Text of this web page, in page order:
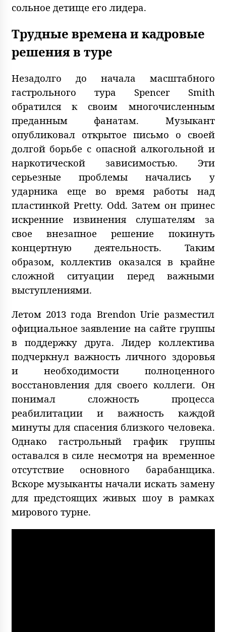
сольное детище его лидера.
Трудные времена и кадровые
решения в туре
Незадолго до начала масштабного
гастрольного тура Spencer Smith
обратился к своим многочисленным
преданным фанатам. Музыкант
опубликовал открытое письмо о своей
долгой борьбе с опасной алкогольной и
наркотической зависимостью. Эти
серьезные проблемы начались у
ударника еще во время работы над
пластинкой Pretty. Odd. Затем он принес
искренние извинения слушателям за
свое внезапное решение покинуть
концертную деятельность. Таким
образом, коллектив оказался в крайне
сложной ситуации перед важными
выступлениями.
Летом 2013 года Brendon Urie разместил
официальное заявление на сайте группы
в поддержку друга. Лидер коллектива
подчеркнул важность личного здоровья
и необходимости полноценного
восстановления для своего коллеги. Он
понимал сложность процесса
реабилитации и важность каждой
минуты для спасения близкого человека.
Однако гастрольный график группы
оставался в силе несмотря на временное
отсутствие основного барабанщика.
Вскоре музыканты начали искать замену
для предстоящих живых шоу в рамках
мирового турне.